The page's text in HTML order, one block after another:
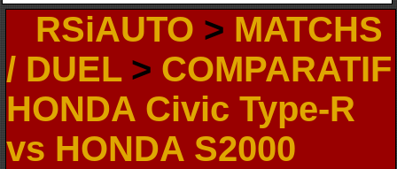
RSiAUTO > MATCHS
/ DUEL> COMPARATIF
HONDA Civic Type-R
vs HONDA S2000